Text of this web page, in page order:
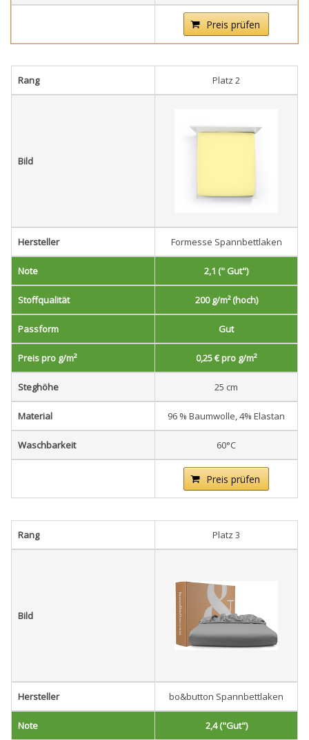
Preis prüfen
Rang Platz 2
Bild
Hersteller Formesse Spannbettlaken
Note 2,1 (" Gut")
Stoffqualität 200 g/m² (hoch)
Passform Gut
Preis pro g/m² 0,25 € pro g/m²
Steghöhe 25 cm
Material 96 % Baumwolle, 4% Elastan
Waschbarkeit 60°C
Preis prüfen
Rang Platz 3
Bild
Hersteller bo&button Spannbettlaken
Note 2,4 ("Gut")